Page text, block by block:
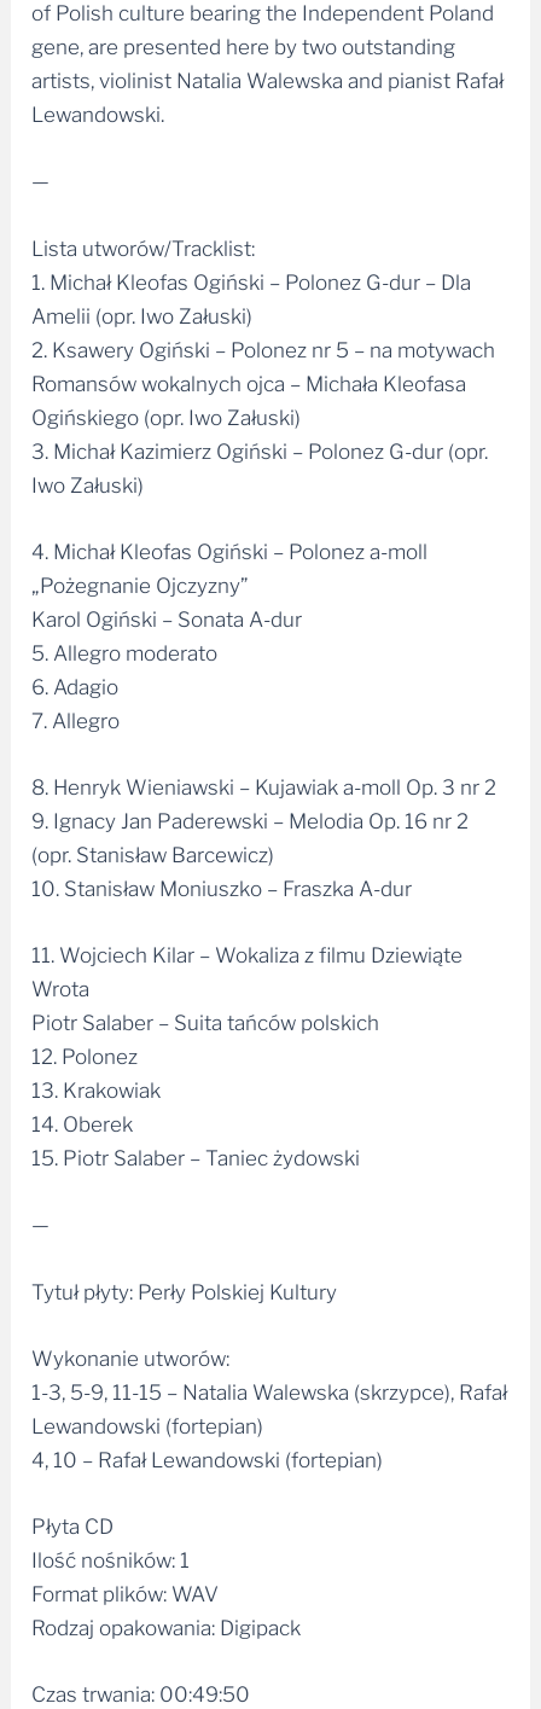
of Polish culture bearing the Independent Poland
gene, are presented here by two outstanding
artists, violinist Natalia Walewska and pianist Rafał
Lewandowski.
—
Lista utworów/Tracklist:
1. Michał Kleofas Ogiński – Polonez G-dur – Dla
Amelii (opr. Iwo Załuski)
2. Ksawery Ogiński – Polonez nr 5 – na motywach
Romansów wokalnych ojca – Michała Kleofasa
Ogińskiego (opr. Iwo Załuski)
3. Michał Kazimierz Ogiński – Polonez G-dur (opr.
Iwo Załuski)
4. Michał Kleofas Ogiński – Polonez a-moll
„Pożegnanie Ojczyzny”
Karol Ogiński – Sonata A-dur
5. Allegro moderato
6. Adagio
7. Allegro
8. Henryk Wieniawski – Kujawiak a-moll Op. 3 nr 2
9. Ignacy Jan Paderewski – Melodia Op. 16 nr 2
(opr. Stanisław Barcewicz)
10. Stanisław Moniuszko – Fraszka A-dur
11. Wojciech Kilar – Wokaliza z filmu Dziewiąte
Wrota
Piotr Salaber – Suita tańców polskich
12. Polonez
13. Krakowiak
14. Oberek
15. Piotr Salaber – Taniec żydowski
—
Tytuł płyty: Perły Polskiej Kultury
Wykonanie utworów:
1-3, 5-9, 11-15 – Natalia Walewska (skrzypce), Rafał
Lewandowski (fortepian)
4, 10 – Rafał Lewandowski (fortepian)
Płyta CD
Ilość nośników: 1
Format plików: WAV
Rodzaj opakowania: Digipack
Czas trwania: 00:49:50